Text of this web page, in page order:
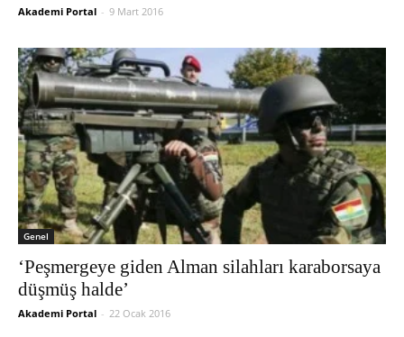
Akademi Portal - 9 Mart 2016
Genel
‘Peşmergeye giden Alman silahları karaborsaya
düşmüş halde’
Akademi Portal - 22 Ocak 2016